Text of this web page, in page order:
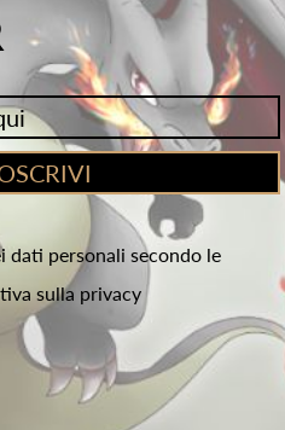
personali secondo le
sulla privacy